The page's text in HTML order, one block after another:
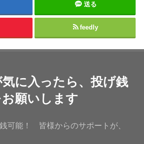
送る
feedly
に入ったら、投げ銭
お願いします
可能！ 皆様からのサポートが、